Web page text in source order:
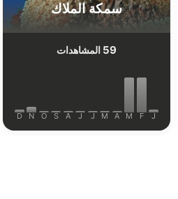
سمكة الملاك
59 المشاهدات
J
F
M
A
M
J
J
A
S
O
N
D